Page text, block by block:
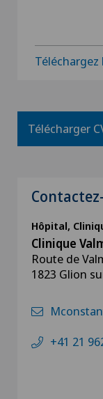
Téléchargez
Télécharger
Hôpital,
Clinique
Route de
1823 Glion
+41 21